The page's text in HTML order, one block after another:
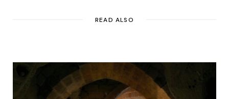
READ ALSO